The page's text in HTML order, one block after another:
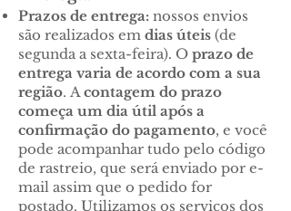
Prazos de entrega: nossos envios
são realizados em dias úteis (de
segunda a sexta-feira). O prazo de
entrega varia de acordo com a sua
região. A contagem do prazo
começa um dia útil após a
confirmação do pagamento, e você
pode acompanhar tudo pelo código
de rastreio, que será enviado por e-
mail assim que o pedido for
postado. Utilizamos os serviços dos